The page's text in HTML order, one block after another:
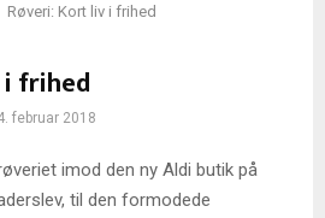
Røveri: Kort liv i frihed
frihed
februar 2018
imod den ny Aldi butik på
til den formodede